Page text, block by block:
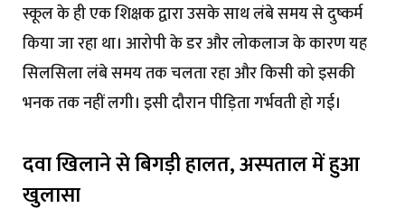
स्कूल के ही एक शिक्षक द्वारा उसके साथ लंबे समय से दुष्कर्म
किया जा रहा था। आरोपी के डर और लोकलाज के कारण यह
सिलसिला लंबे समय तक चलता रहा और किसी को इसकी
भनक तक नहीं लगी। इसी दौरान पीड़िता गर्भवती हो गई।
दवा खिलाने से बिगड़ी हालत, अस्पताल में हुआ
खुलासा